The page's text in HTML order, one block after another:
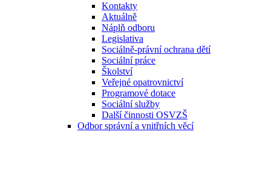
Kontakty
Aktuálně
Náplň odboru
Legislativa
Sociálně-právní ochrana dětí
Sociální práce
Školství
Veřejné opatrovnictví
Programové dotace
Sociální služby
Další činnosti OSVZŠ
Odbor správní a vnitřních věcí